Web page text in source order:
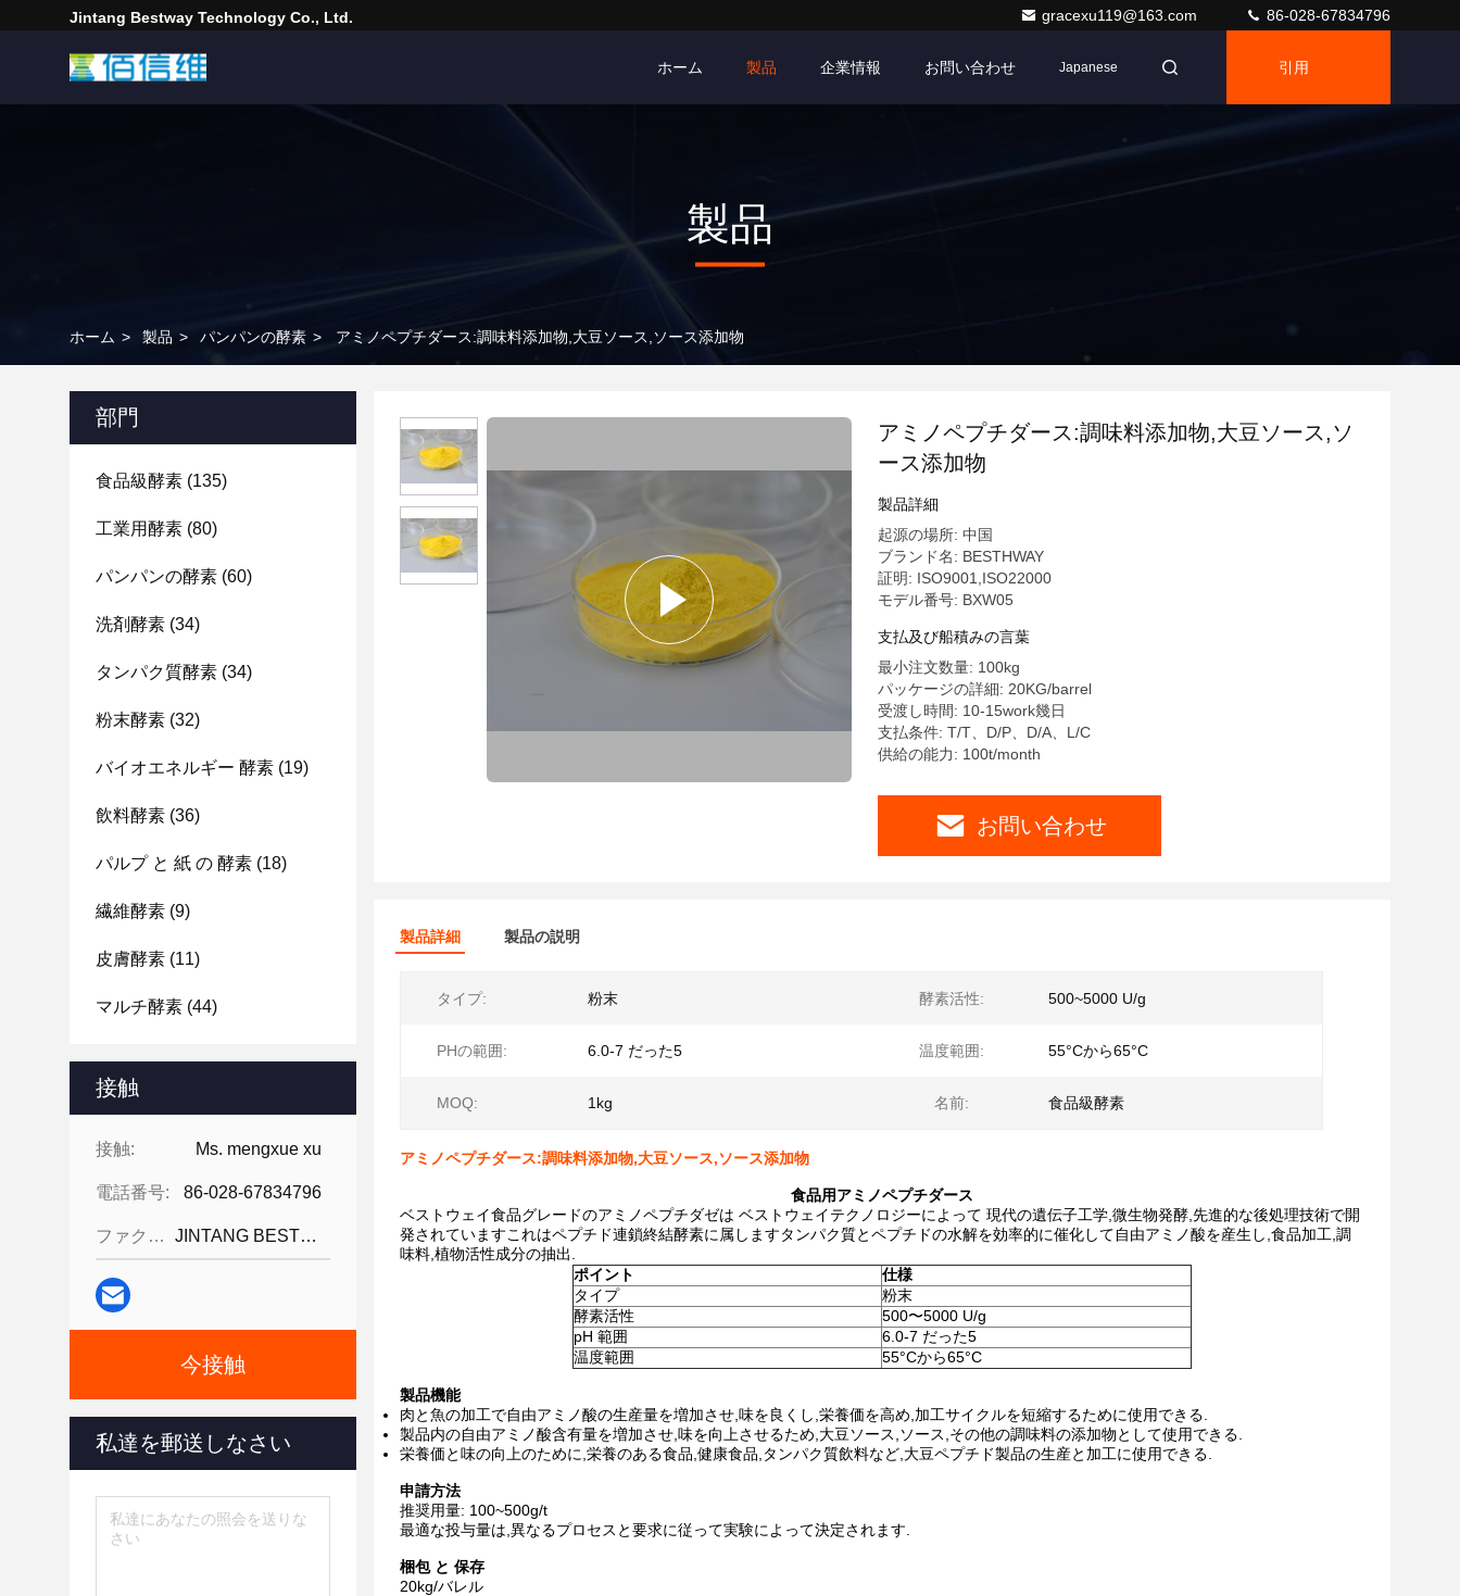
Jintang Bestway Technology Co., Ltd. gracexu119@163.com 86-028-67834796
ホーム 製品 企業情報 お問い合わせ Japanese 引用
製品
ホーム > 製品 > パンパンの酵素 > アミノペプチダース:調味料添加物,大豆ソース,ソース添加物
部門
食品級酵素 (135)
工業用酵素 (80)
パンパンの酵素 (60)
洗剤酵素 (34)
タンパク質酵素 (34)
粉末酵素 (32)
バイオエネルギー 酵素 (19)
飲料酵素 (36)
パルプ と 紙 の 酵素 (18)
繊維酵素 (9)
皮膚酵素 (11)
マルチ酵素 (44)
接触
接触: Ms. mengxue xu
電話番号: 86-028-67834796
ファクシミリ: JINTANG BESTWAY TECHNOLOGY CO
今接触
私達を郵送しなさい
アミノペプチダース:調味料添加物,大豆ソース,ソ
ース添加物
製品詳細
起源の場所: 中国
ブランド名: BESTHWAY
証明: ISO9001,ISO22000
モデル番号: BXW05
支払及び船積みの言葉
最小注文数量: 100kg
パッケージの詳細: 20KG/barrel
受渡し時間: 10-15work幾日
支払条件: T/T、D/P、D/A、L/C
供給の能力: 100t/month
お問い合わせ
製品詳細 製品の説明
タイプ: 粉末 酵素活性: 500~5000 U/g
PHの範囲: 6.0-7 だった5 温度範囲: 55°Cから65°C
MOQ: 1kg 名前: 食品級酵素
アミノペプチダース:調味料添加物,大豆ソース,ソース添加物
食品用アミノペプチダース
ベストウェイ食品グレードのアミノペプチダゼは ベストウェイテクノロジーによって 現代の遺伝子工学,微生物発酵,先進的な後処理技術で開
発されていますこれはペプチド連鎖終結酵素に属しますタンパク質とペプチドの水解を効率的に催化して自由アミノ酸を産生し,食品加工,調
味料,植物活性成分の抽出.
ポイント
仕様
タイプ
粉末
酵素活性
500〜5000 U/g
pH 範囲
6.0-7 だった5
温度範囲
55°Cから65°C
製品機能
肉と魚の加工で自由アミノ酸の生産量を増加させ,味を良くし,栄養価を高め,加工サイクルを短縮するために使用できる.
製品内の自由アミノ酸含有量を増加させ,味を向上させるため,大豆ソース,ソース,その他の調味料の添加物として使用できる.
栄養価と味の向上のために,栄養のある食品,健康食品,タンパク質飲料など,大豆ペプチド製品の生産と加工に使用できる.
申請方法
推奨用量: 100~500g/t
最適な投与量は,異なるプロセスと要求に従って実験によって決定されます.
梱包 と 保存
20kg/バレル